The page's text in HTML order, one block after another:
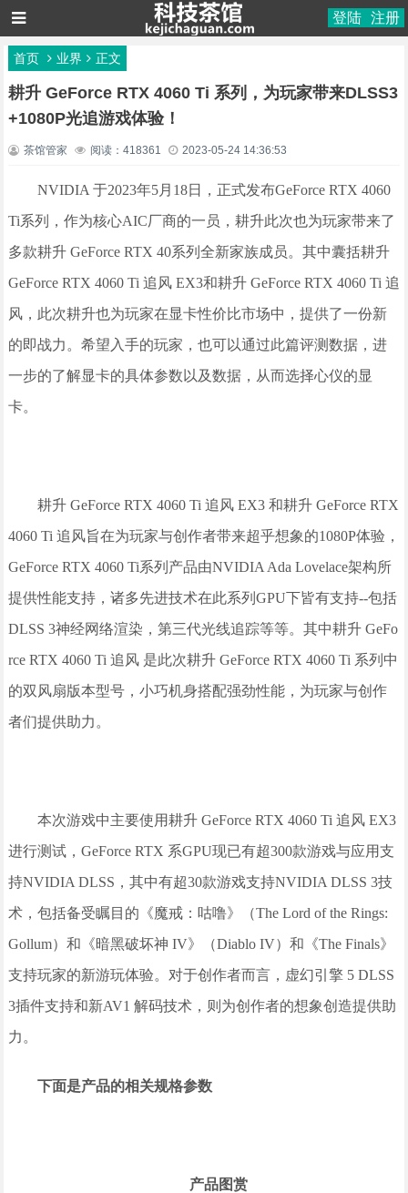
登陆 注册
首页 业界 正文
耕升 GeForce RTX 4060 Ti 系列，为玩家带来DLSS3
+1080P光追游戏体验！
茶馆管家 阅读：418361 2023-05-24 14:36:53
NVIDIA 于2023年5月18日，正式发布GeForce RTX 4060
Ti系列，作为核心AIC厂商的一员，耕升此次也为玩家带来了
多款耕升 GeForce RTX 40系列全新家族成员。其中囊括耕升
GeForce RTX 4060 Ti 追风 EX3和耕升 GeForce RTX 4060 Ti 追
风，此次耕升也为玩家在显卡性价比市场中，提供了一份新
的即战力。希望入手的玩家，也可以通过此篇评测数据，进
一步的了解显卡的具体参数以及数据，从而选择心仪的显
卡。
耕升 GeForce RTX 4060 Ti 追风 EX3 和耕升 GeForce RTX
4060 Ti 追风旨在为玩家与创作者带来超乎想象的1080P体验，
GeForce RTX 4060 Ti系列产品由NVIDIA Ada Lovelace架构所
提供性能支持，诸多先进技术在此系列GPU下皆有支持--包括
DLSS 3神经网络渲染，第三代光线追踪等等。其中耕升 GeFo
rce RTX 4060 Ti 追风 是此次耕升 GeForce RTX 4060 Ti 系列中
的双风扇版本型号，小巧机身搭配强劲性能，为玩家与创作
者们提供助力。
本次游戏中主要使用耕升 GeForce RTX 4060 Ti 追风 EX3
进行测试，GeForce RTX 系GPU现已有超300款游戏与应用支
持NVIDIA DLSS，其中有超30款游戏支持NVIDIA DLSS 3技
术，包括备受瞩目的《魔戒：咕噜》（The Lord of the Rings:
Gollum）和《暗黑破坏神 IV》（Diablo IV）和《The Finals》
支持玩家的新游玩体验。对于创作者而言，虚幻引擎 5 DLSS
3插件支持和新AV1 解码技术，则为创作者的想象创造提供助
力。
下面是产品的相关规格参数
产品图赏